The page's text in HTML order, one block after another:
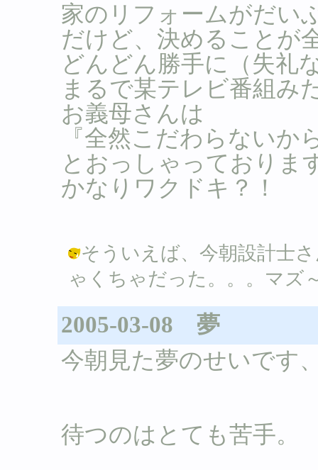
家のリフォームがだい
だけど、決めることが
どんどん勝手に（失礼
まるで某テレビ番組み
お義母さんは
『全然こだわらないか
とおっしゃっておりま
かなりワクドキ？！
そういえば、今朝設計士
ゃくちゃだった。。。マズ
2005-03-08 夢
今朝見た夢のせいです
待つのはとても苦手。